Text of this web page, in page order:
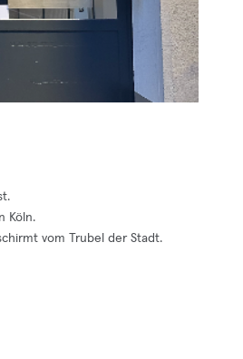
Köln.
vom Trubel der Stadt.